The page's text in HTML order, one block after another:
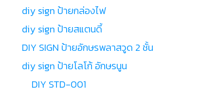
diy sign ป้ายกล่องไฟ
diy sign ป้ายสแตนดี้
DIY SIGN ป้ายอักษรพลาสวูด 2 ชั้น
diy sign ป้ายโลโก้ อักษรนูน
DIY STD-001